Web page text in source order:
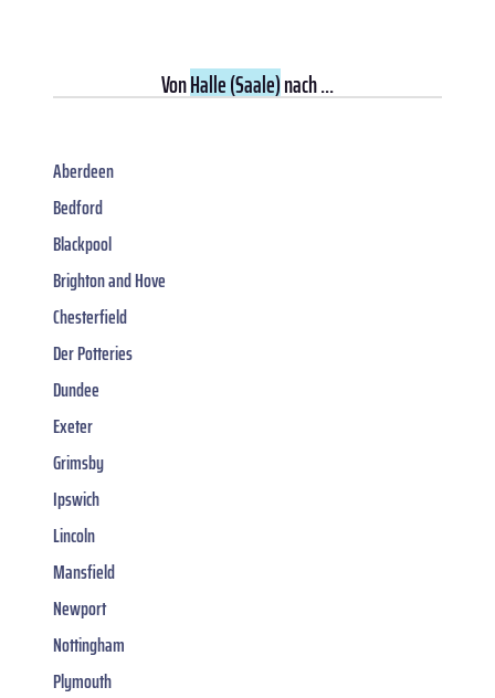
VonHalle (Saale)nach ...
Aberdeen
Bedford
Blackpool
Brighton and Hove
Chesterfield
Der Potteries
Dundee
Exeter
Grimsby
Ipswich
Lincoln
Mansfield
Newport
Nottingham
Plymouth